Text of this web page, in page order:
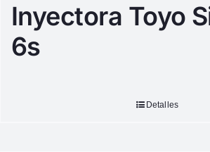
Inyectora Toyo
6s
Detalles